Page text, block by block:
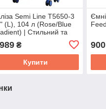
Semi Line T5650-3
(L), 104 л (Rose/Blue
| Стильний та
дорожній аксесуар
подорожей
₴
Купити
900